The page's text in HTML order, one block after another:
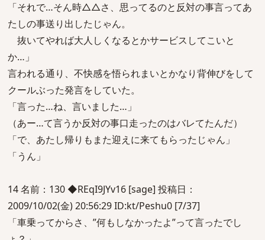
「それで…そん時△△さ、思ってるのと反対の事言ってあ
たしの事送り出したじゃん。
抜いてやれば大人しくなるとかサービスしてこいと
か…」
言われる通り、不快感を悟られまいとかなり背伸びをして
クールぶった発言をしていた。
「言った…ね、言いました…」
（あー…て言うか反対の事口走ったのはバレてたんだ）
「で、あたし帰りもまた迎えに来てもらったじゃん」
「うん」
14 名前：130 ◆REqI9JYv16 [sage] 投稿日：
2009/10/02(金) 20:56:29 ID:kt/Peshu0 [7/37]
「車乗ってからさ、”何もしなかったよ”って言ったでし